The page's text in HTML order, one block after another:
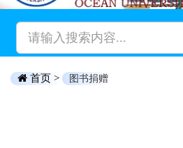
首页 > 图书捐赠